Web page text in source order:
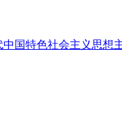
国特色社会主义思想